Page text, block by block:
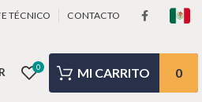
TÉCNICO CONTACTO
0 0